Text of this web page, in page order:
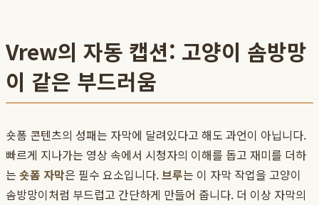
Vrew의 자동 캡션: 고양이 솜방망
이 같은 부드러움
숏폼 콘텐츠의 성패는 자막에 달려있다고 해도 과언이 아닙니다.
빠르게 지나가는 영상 속에서 시청자의 이해를 돕고 재미를 더하
는 숏폼 자막은 필수 요소입니다.브루는 이 자막 작업을 고양이
솜방망이처럼 부드럽고 간단하게 만들어 줍니다. 더 이상 자막의